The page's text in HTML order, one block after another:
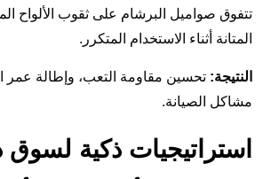
تتفوق صواميل البرشام على ثقوب الألواح
المتانة أثناء الاستخدام المتكرر.
النتيجة: تحسين مقاومة التعب، وإطالة عمر
مشاكل الصيانة.
استراتيجيات ذكية لسوق